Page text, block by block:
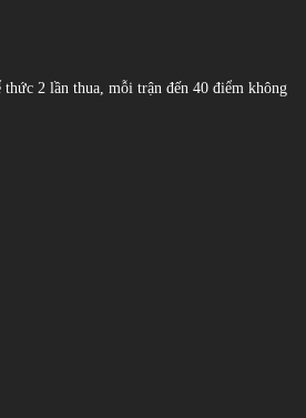
2 lần thua, mỗi trận đến 40 điểm không